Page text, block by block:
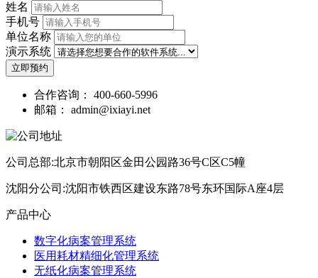
姓名
手机号
单位名称
演示系统
立即预约
合作咨询： 400-660-5996
邮箱： admin@ixiayi.net
公司总部:北京市朝阳区金田公园路36号C区C5幢
沈阳分公司:沈阳市铁西区建设东路78号东环国际A座4层
产品中心
数字化病案管理系统
医用耗材精细化管理系统
无纸化病案管理系统